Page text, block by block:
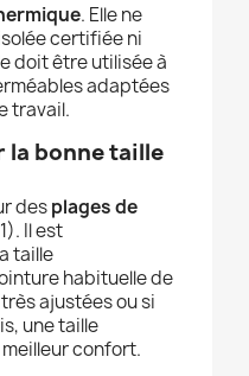
. Elle ne
certifiée ni
doit être utilisée à
adaptées
travail.
la bonne taille
desplages de
Il est
taille
habituelle de
ajustées ou si
une taille
confort.